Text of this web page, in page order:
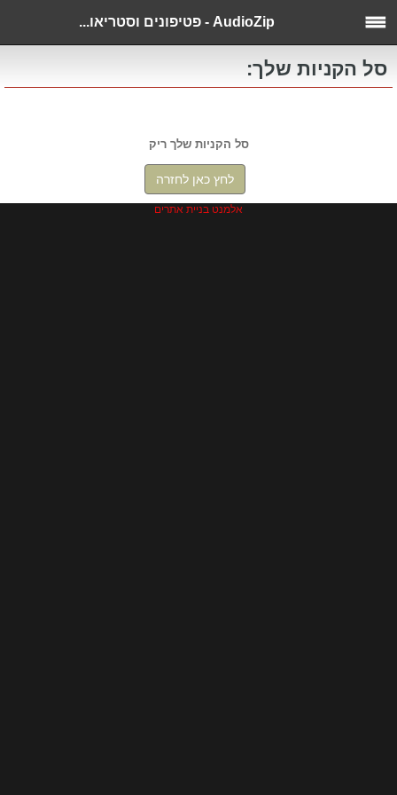
AudioZip - פטיפונים וסטריאו...
סל הקניות שלך:
סל הקניות שלך ריק
לחץ כאן לחזרה
אלמנט בניית אתרים